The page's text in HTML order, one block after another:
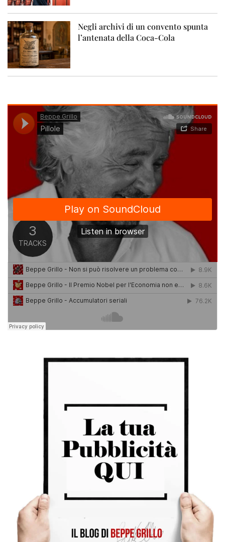
Negli archivi di un convento spunta
l’antenata della Coca-Cola